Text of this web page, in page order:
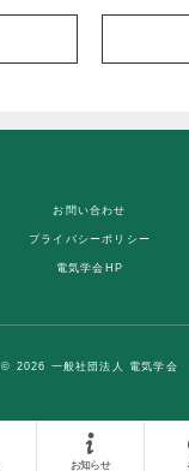
お知らせ
お問い合わせ
プライバシーポリシー
電気学会HP
© 2026 一般社団法人 電気学会